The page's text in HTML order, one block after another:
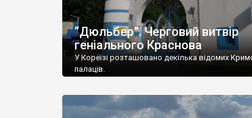
“Дюльбер”. Черговий витвір
геніального Краснова
У Кореїзі розташовано декілька відомих
палаців.